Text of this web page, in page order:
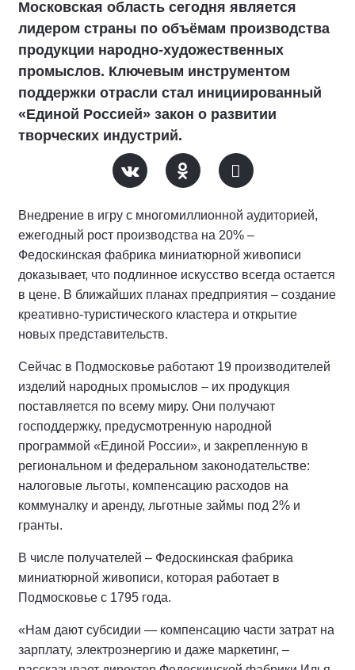
Московская область сегодня является
лидером страны по объёмам производства
продукции народно-художественных
промыслов. Ключевым инструментом
поддержки отрасли стал инициированный
«Единой Россией» закон о развитии
творческих индустрий.
Внедрение в игру с многомиллионной аудиторией,
ежегодный рост производства на 20% –
Федоскинская фабрика миниатюрной живописи
доказывает, что подлинное искусство всегда остается
в цене. В ближайших планах предприятия – создание
креативно-туристического кластера и открытие
новых представительств.
Сейчас в Подмосковье работают 19 производителей
изделий народных промыслов – их продукция
поставляется по всему миру. Они получают
господдержку, предусмотренную народной
программой «Единой России», и закрепленную в
региональном и федеральном законодательстве:
налоговые льготы, компенсацию расходов на
коммуналку и аренду, льготные займы под 2% и
гранты.
В числе получателей – Федоскинская фабрика
миниатюрной живописи, которая работает в
Подмосковье с 1795 года.
«Нам дают субсидии — компенсацию части затрат на
зарплату, электроэнергию и даже маркетинг, –